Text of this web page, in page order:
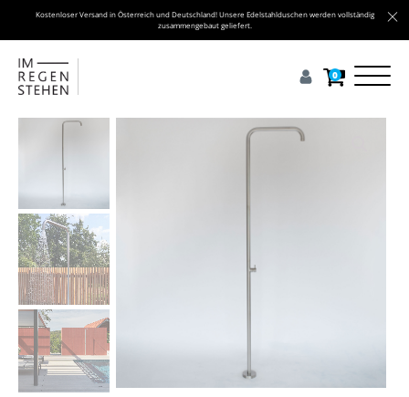
Kostenloser Versand in Österreich und Deutschland! Unsere Edelstahlduschen werden vollständig
zusammengebaut geliefert.
0